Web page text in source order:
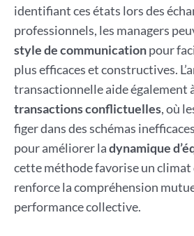
identifiant ces états lors des
professionnels, les managers
style de communicationpour
plus efficaces et constructives.
transactionnelle aide également
transactions conflictuelles, où
figer dans des schémas
pour améliorer ladynamique
cette méthode favorise un
renforce la compréhension
performance collective.